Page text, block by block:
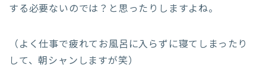
する必要ないのでは？と思ったりしますよね。
（よく仕事で疲れてお風呂に入らずに寝てしまったり
して、朝シャンしますが笑）